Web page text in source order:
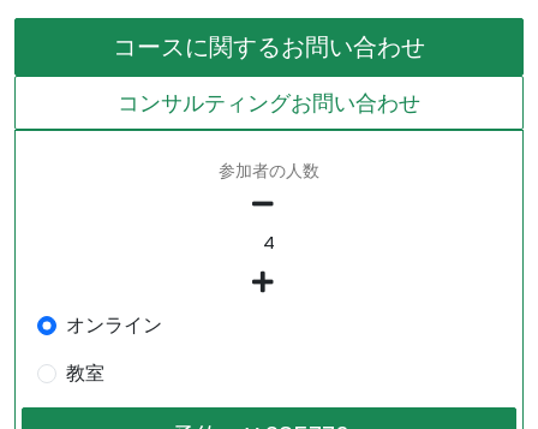
コースに関するお問い合わせ
コンサルティングお問い合わせ
参加者の人数
オンライン
教室